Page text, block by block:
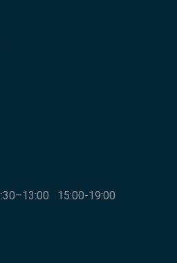
15:00-19:00